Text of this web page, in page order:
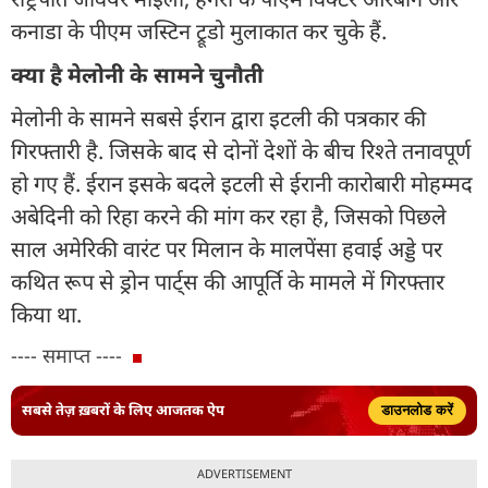
कनाडा के पीएम जस्टिन ट्रूडो मुलाकात कर चुके हैं.
क्या है मेलोनी के सामने चुनौती
मेलोनी के सामने सबसे ईरान द्वारा इटली की पत्रकार की
गिरफ्तारी है. जिसके बाद से दोनों देशों के बीच रिश्ते तनावपूर्ण
हो गए हैं. ईरान इसके बदले इटली से ईरानी कारोबारी मोहम्मद
अबेदिनी को रिहा करने की मांग कर रहा है, जिसको पिछले
साल अमेरिकी वारंट पर मिलान के मालपेंसा हवाई अड्डे पर
कथित रूप से ड्रोन पार्ट्स की आपूर्ति के मामले में गिरफ्तार
किया था.
---- समाप्त ----
सबसे तेज़ ख़बरों के लिए आजतक ऐप डाउनलोड करें
ADVERTISEMENT